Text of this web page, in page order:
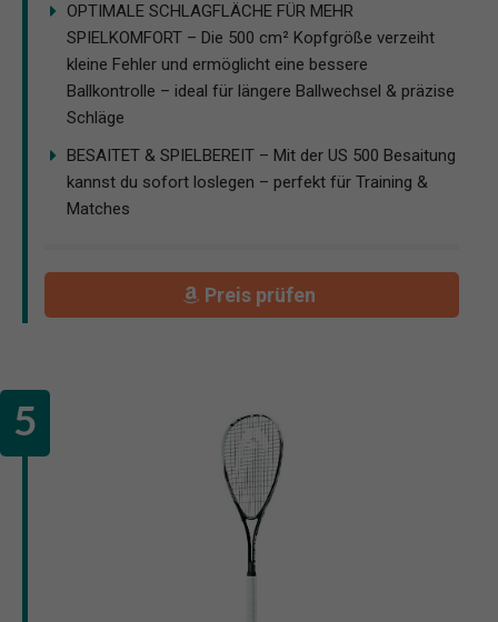
OPTIMALE SCHLAGFLÄCHE FÜR MEHR
SPIELKOMFORT – Die 500 cm² Kopfgröße verzeiht
kleine Fehler und ermöglicht eine bessere
Ballkontrolle – ideal für längere Ballwechsel & präzise
Schläge
BESAITET & SPIELBEREIT – Mit der US 500 Besaitung
kannst du sofort loslegen – perfekt für Training &
Matches
Preis prüfen